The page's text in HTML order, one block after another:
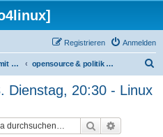
Anmelden
Registrieren
!!! Musikmachen mit Linux !!! opensource & politik & musik
Dienstag, 20:30 - Linux
Suche